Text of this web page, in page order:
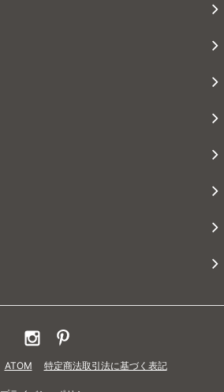
ATOM 特定商法取引法に基づく表記